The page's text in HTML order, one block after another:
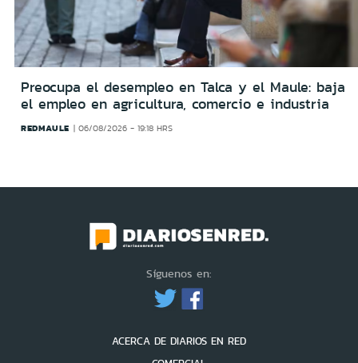
Preocupa el desempleo en Talca y el Maule: baja
el empleo en agricultura, comercio e industria
REDMAULE 06/08/2026 - 19:18 HRS
Síguenos en:
ACERCA DE DIARIOS EN RED